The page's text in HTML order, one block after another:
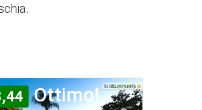
Ottimo!